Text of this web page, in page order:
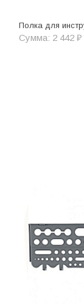
Полка для
Сумма: 2 442 ₽